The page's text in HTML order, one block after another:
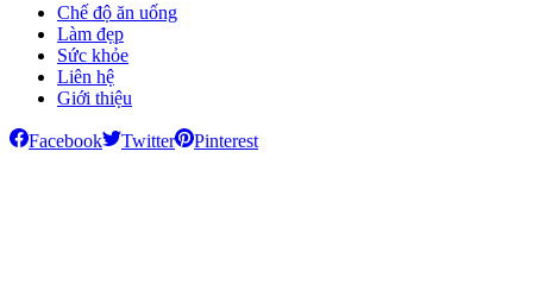
Chế độ ăn uống
Làm đẹp
Sức khỏe
Liên hệ
Giới thiệu
Facebook Twitter Pinterest